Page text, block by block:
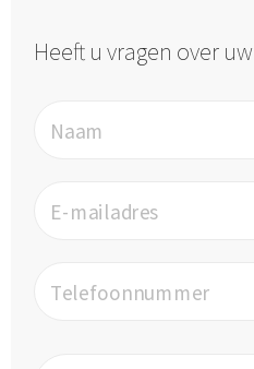
Heeft u vragen over uw
Naam
E-mailadres
Telefoonnummer